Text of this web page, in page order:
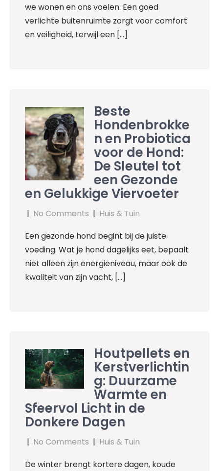
we wonen en ons voelen. Een goed
verlichte buitenruimte zorgt voor comfort
en veiligheid, terwijl een […]
Beste
Hondenbrokke
n en Probiotica
voor de Hond:
De Sleutel tot
een Gezonde
en Gelukkige Viervoeter
| No Comments | Huis & Tuin
Een gezonde hond begint bij de juiste
voeding. Wat je hond dagelijks eet, bepaalt
niet alleen zijn energieniveau, maar ook de
kwaliteit van zijn vacht, […]
Houtpellets en
Kerstverlichtin
g: Duurzame
Warmte en
Sfeervol Licht in de
Donkere Dagen
| No Comments | Huis & Tuin
De winter brengt kortere dagen, koude